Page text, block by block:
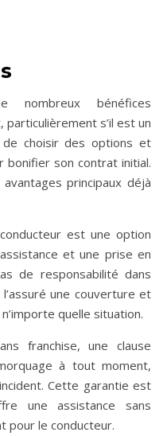
nombreux bénéfices
particulièrement s’il est un
choisir des options et
bonifier son contrat initial.
principaux déjà
est une option
et une prise en
de responsabilité dans
une couverture et
quelle situation.
franchise, une clause
à tout moment,
Cette garantie est
une assistance sans
pour le conducteur.